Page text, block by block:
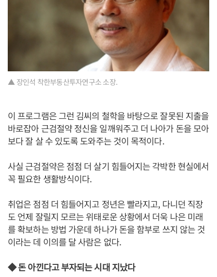
▲ 장인석 착한부동산투자연구소 소장.
이 프로그램은 그런 김씨의 철학을 바탕으로 잘못된 지출을
바로잡아 근검절약 정신을 일깨워주고 더 나아가 돈을 모아
보다 잘 살 수 있도록 도와주는 것이 목적이다.
사실 근검절약은 점점 더 살기 힘들어지는 각박한 현실에서
꼭 필요한 생활방식이다.
취업은 점점 더 힘들어지고 정년은 빨라지고, 다니던 직장
도 언제 잘릴지 모르는 위태로운 상황에서 더욱 나은 미래
를 확보하는 방법 가운데 하나가 돈을 함부로 쓰지 않는 것
이라는 데 이의를 달 사람은 없다.
◆ 돈 아낀다고 부자되는 시대 지났다